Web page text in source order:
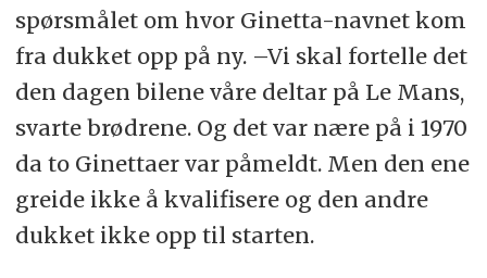
spørsmålet om hvor Ginetta-navnet kom
fra dukket opp på ny. –Vi skal fortelle det
den dagen bilene våre deltar på Le Mans,
svarte brødrene. Og det var nære på i 1970
da to Ginettaer var påmeldt. Men den ene
greide ikke å kvalifisere og den andre
dukket ikke opp til starten.